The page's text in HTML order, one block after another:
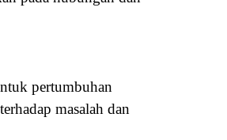
pertumbuhan
masalah dan